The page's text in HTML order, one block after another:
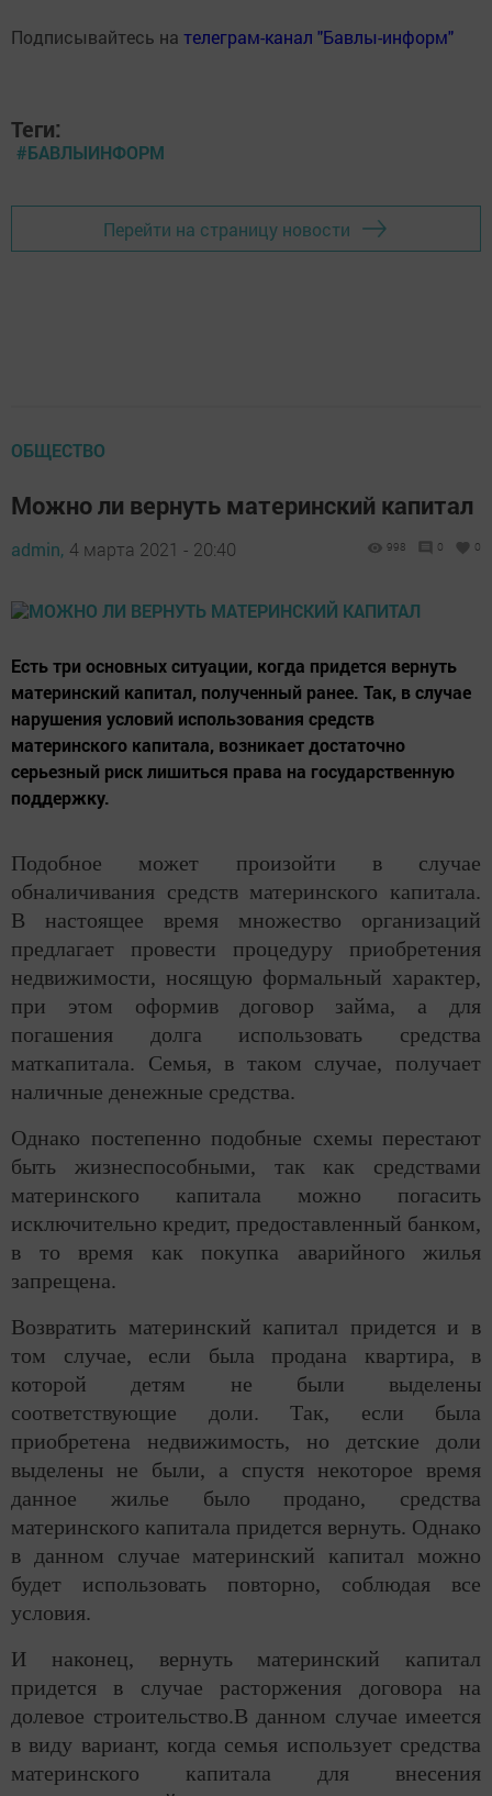
Подписывайтесь на телеграм-канал "Бавлы-информ"
Теги:
#БАВЛЫИНФОРМ
Перейти на страницу новости
ОБЩЕСТВО
Можно ли вернуть материнский капитал
admin, 4 марта 2021 - 20:40 998 0 0
Есть три основных ситуации, когда придется вернуть
материнский капитал, полученный ранее. Так, в случае
нарушения условий использования средств
материнского капитала, возникает достаточно
серьезный риск лишиться права на государственную
поддержку.
Подобное может произойти в случае
обналичивания средств материнского капитала.
В настоящее время множество организаций
предлагает провести процедуру приобретения
недвижимости, носящую формальный характер,
при этом оформив договор займа, а для
погашения долга использовать средства
маткапитала. Семья, в таком случае, получает
наличные денежные средства.
Однако постепенно подобные схемы перестают
быть жизнеспособными, так как средствами
материнского капитала можно погасить
исключительно кредит, предоставленный банком,
в то время как покупка аварийного жилья
запрещена.
Возвратить материнский капитал придется и в
том случае, если была продана квартира, в
которой детям не были выделены
соответствующие доли. Так, если была
приобретена недвижимость, но детские доли
выделены не были, а спустя некоторое время
данное жилье было продано, средства
материнского капитала придется вернуть. Однако
в данном случае материнский капитал можно
будет использовать повторно, соблюдая все
условия.
И наконец, вернуть материнский капитал
придется в случае расторжения договора на
долевое строительство.В данном случае имеется
в виду вариант, когда семья использует средства
материнского капитала для внесения